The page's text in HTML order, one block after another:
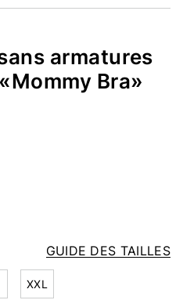
armatures
Bra»
GUIDE DES TAILLES
XXL